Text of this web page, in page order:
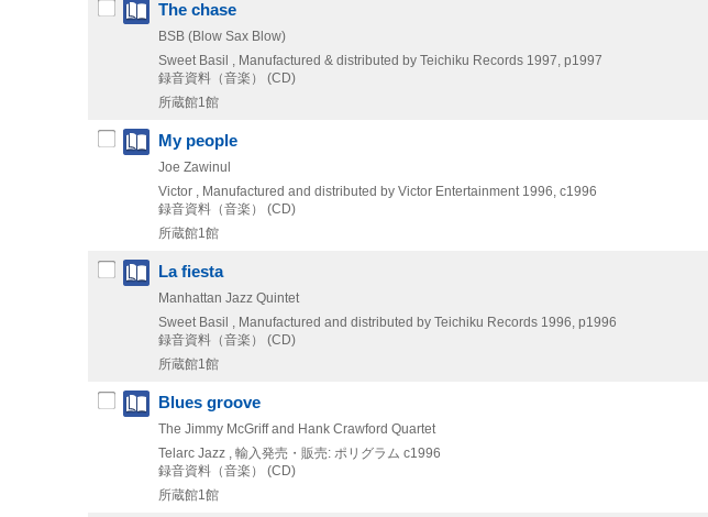
The chase
BSB (Blow Sax Blow)
Sweet Basil , Manufactured & distributed by Teichiku Records 1997, p1997
録音資料（音楽） (CD)
所蔵館1館
My people
Joe Zawinul
Victor , Manufactured and distributed by Victor Entertainment 1996, c1996
録音資料（音楽） (CD)
所蔵館1館
La fiesta
Manhattan Jazz Quintet
Sweet Basil , Manufactured and distributed by Teichiku Records 1996, p1996
録音資料（音楽） (CD)
所蔵館1館
Blues groove
The Jimmy McGriff and Hank Crawford Quartet
Telarc Jazz , 輸入発売・販売: ポリグラム c1996
録音資料（音楽） (CD)
所蔵館1館